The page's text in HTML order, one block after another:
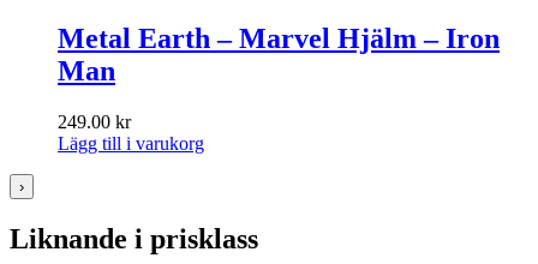
Metal Earth – Marvel Hjälm – Iron
Man
249.00 kr
Lägg till i varukorg
›
Liknande i prisklass